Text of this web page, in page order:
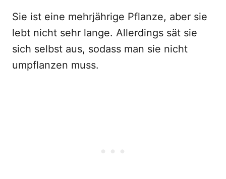
Sie ist eine mehrjährige Pflanze, aber sie
lebt nicht sehr lange. Allerdings sät sie
sich selbst aus, sodass man sie nicht
umpflanzen muss.